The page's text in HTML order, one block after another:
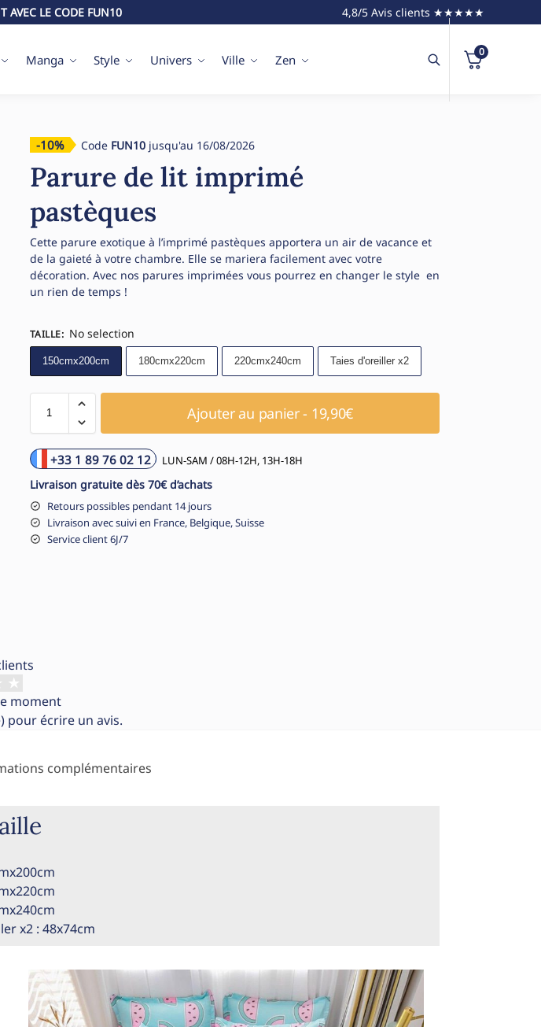
AVEC LE CODE FUN10 4,8/5 Avis clients ★★★★★
Manga Style Univers Ville Zen
0
-10% Code FUN10jusqu'au 16/08/2026
Parure de lit imprimé
pastèques
Cette parure exotique à l’imprimé pastèques apportera un air de vacance et
de la gaieté à votre chambre. Elle se mariera facilement avec votre
décoration. Avec nos parures imprimées vous pourrez en changer le style en
un rien de temps !
TAILLE: No selection
150cmx200cm 180cmx220cm 220cmx240cm Taies d'oreiller x2
Ajouter au panier - 19,90€
+33 1 89 76 02 12 LUN-SAM / 08H-12H, 13H-18H
Livraison gratuite dès 70€ d’achats
Retours possibles pendant 14 jours
Livraison avec suivi en France, Belgique, Suisse
Service client 6J/7
moment
pour écrire un avis.
complémentaires
x2 : 48x74cm